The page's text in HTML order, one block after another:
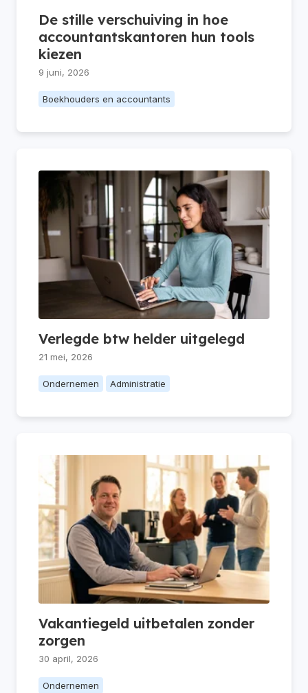
De stille verschuiving in hoe
accountantskantoren hun tools
kiezen
9 juni, 2026
Boekhouders en accountants
Verlegde btw helder uitgelegd
21 mei, 2026
Ondernemen Administratie
Vakantiegeld uitbetalen zonder
zorgen
30 april, 2026
Ondernemen